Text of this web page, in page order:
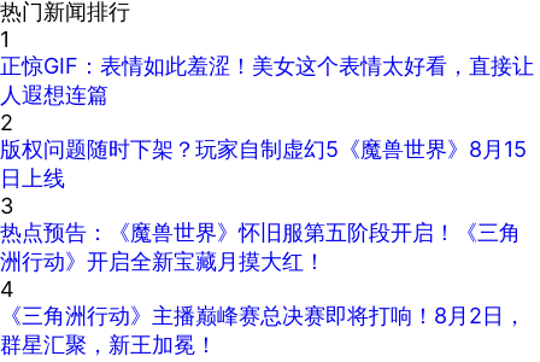
热门新闻排行
1
正惊GIF：表情如此羞涩！美女这个表情太好看，直接让
人遐想连篇
2
版权问题随时下架？玩家自制虚幻5《魔兽世界》8月15
日上线
3
热点预告：《魔兽世界》怀旧服第五阶段开启！《三角
洲行动》开启全新宝藏月摸大红！
4
《三角洲行动》主播巅峰赛总决赛即将打响！8月2日，
群星汇聚，新王加冕！